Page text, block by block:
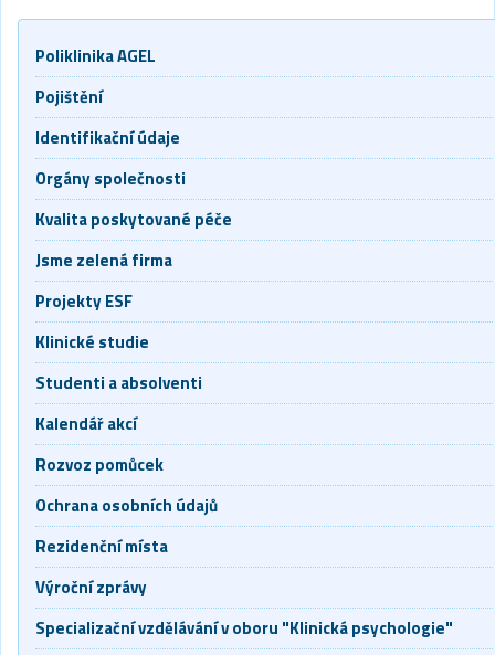
Poliklinika AGEL
Pojištění
Identifikační údaje
Orgány společnosti
Kvalita poskytované péče
Jsme zelená firma
Projekty ESF
Klinické studie
Studenti a absolventi
Kalendář akcí
Rozvoz pomůcek
Ochrana osobních údajů
Rezidenční místa
Výroční zprávy
Specializační vzdělávání v oboru "Klinická psychologie"